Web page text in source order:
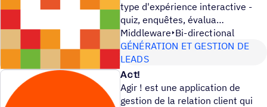
type d'expérience interactive -
quiz, enquêtes, évalua
Middleware Bi-directional
GÉNÉRATION ET GESTION DE
LEADS
Act!
Agir ! est une application de
gestion de la relation client qui